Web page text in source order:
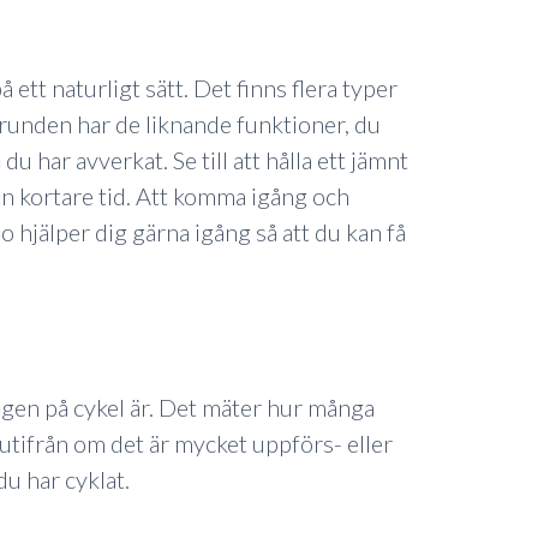
ett naturligt sätt. Det finns flera typer
har de liknande funktioner, du
har avverkat. Se till att hålla ett jämnt
kortare tid. Att komma igång och
hjälper dig gärna igång så att du kan få
på cykel är. Det mäter hur många
om det är mycket uppförs- eller
har cyklat.